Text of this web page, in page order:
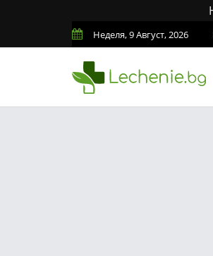
Неделя, 9 Август, 2026